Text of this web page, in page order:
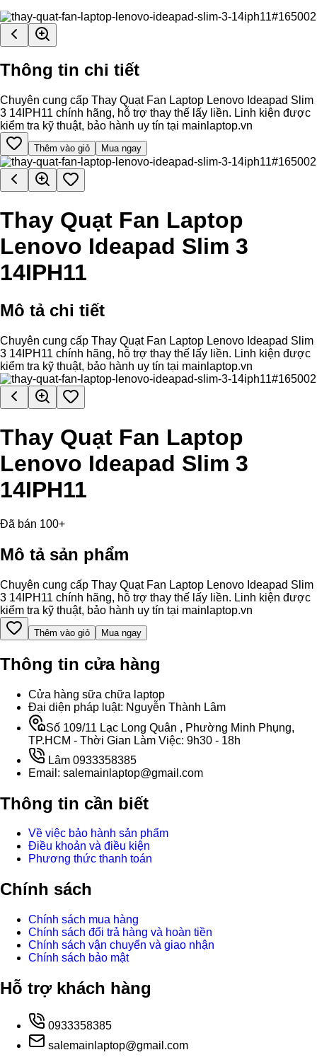
Thông tin chi tiết
Chuyên cung cấp Thay Quạt Fan Laptop Lenovo Ideapad Slim
3 14IPH11 chính hãng, hỗ trợ thay thế lấy liền. Linh kiện được
kiểm tra kỹ thuật, bảo hành uy tín tại mainlaptop.vn
Thêm vào giỏ Mua ngay
Thay Quạt Fan Laptop
Lenovo Ideapad Slim 3
14IPH11
Mô tả chi tiết
Chuyên cung cấp Thay Quạt Fan Laptop Lenovo Ideapad Slim
3 14IPH11 chính hãng, hỗ trợ thay thế lấy liền. Linh kiện được
kiểm tra kỹ thuật, bảo hành uy tín tại mainlaptop.vn
Thay Quạt Fan Laptop
Lenovo Ideapad Slim 3
14IPH11
Đã bán 100+
Mô tả sản phẩm
Chuyên cung cấp Thay Quạt Fan Laptop Lenovo Ideapad Slim
3 14IPH11 chính hãng, hỗ trợ thay thế lấy liền. Linh kiện được
kiểm tra kỹ thuật, bảo hành uy tín tại mainlaptop.vn
Thêm vào giỏ Mua ngay
Thông tin cửa hàng
Cửa hàng sữa chữa laptop
Đại diện pháp luật: Nguyễn Thành Lâm
Số 109/11 Lạc Long Quân , Phường Minh Phụng,
TP.HCM - Thời Gian Làm Việc: 9h30 - 18h
Lâm 0933358385
Email: salemainlaptop@gmail.com
Thông tin cần biết
Về việc bảo hành sản phẩm
Điều khoản và điều kiện
Phương thức thanh toán
Chính sách
Chính sách mua hàng
Chính sách đổi trả hàng và hoàn tiền
Chính sách vận chuyển và giao nhận
Chính sách bảo mật
Hỗ trợ khách hàng
0933358385
salemainlaptop@gmail.com